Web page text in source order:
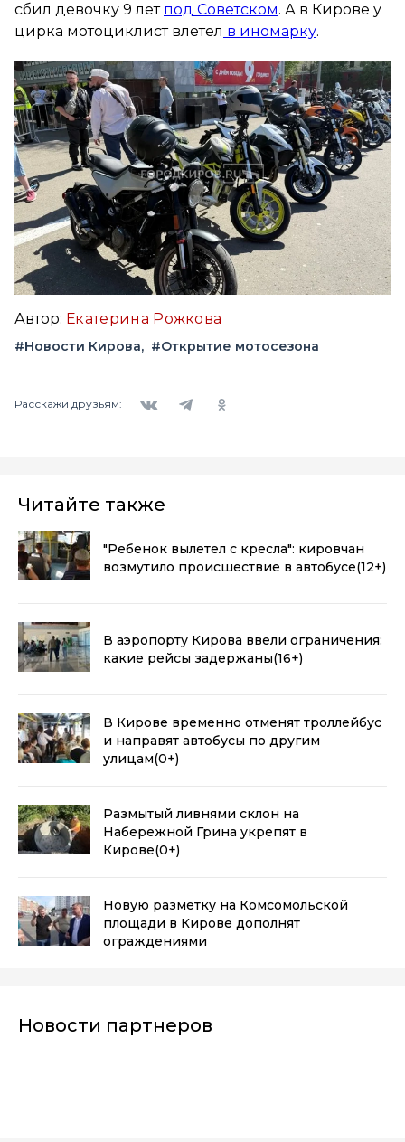
сбил девочку 9 лет под Советском. А в Кирове у
цирка мотоциклист влетел в иномарку.
Автор: Екатерина Рожкова
#Новости Кирова #Открытие мотосезона
Расскажи друзьям:
Читайте также
"Ребенок вылетел с кресла": кировчан
возмутило происшествие в автобусе(12+)
В аэропорту Кирова ввели ограничения:
какие рейсы задержаны(16+)
В Кирове временно отменят троллейбус
и направят автобусы по другим
улицам(0+)
Размытый ливнями склон на
Набережной Грина укрепят в
Кирове(0+)
Новую разметку на Комсомольской
площади в Кирове дополнят
ограждениями
Новости партнеров